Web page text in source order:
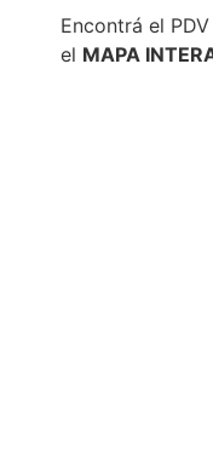
Encontrá el
el MAPA